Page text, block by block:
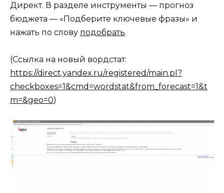
Директ. В разделе инструменты — прогноз
бюджета — «Подберите ключевые фразы» и
нажать по слову подобрать.
(Ссылка на новый вордстат:
https://direct.yandex.ru/registered/main.pl?
checkboxes=1&cmd=wordstat&from_forecast=1&t
m=&geo=0)